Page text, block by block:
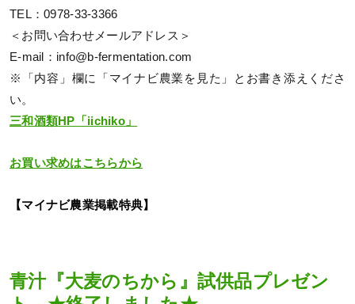
TEL：0978-33-3366
＜お問い合わせメールアドレス＞
E-mail：info@b-fermentation.com
※「内容」欄に「マイナビ農業を見た」とお書き添えくださ
い。
三和酒類HP「iichiko」
お買い求めはこちらから
【マイナビ農業掲載特典】
青汁『大麦のちから』試供品プレゼン